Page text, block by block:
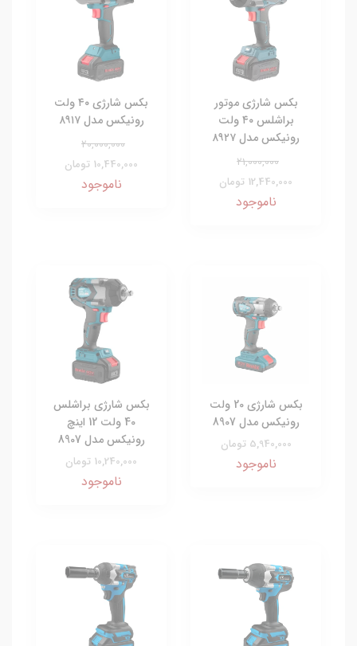
بکس شارژی موتور
براشلس ۴۰ ولت
رونیکس مدل ۸۹۲۷
21,000,000
12,440,000 تومان
ناموجود
بکس شارژی ۴۰ ولت
رونیکس مدل ۸۹۱۷
20,000,000
10,440,000 تومان
ناموجود
بکس شارژی 20 ولت
رونیکس مدل 8907
5,940,000 تومان
ناموجود
بکس شارژی براشلس
40 ولت 12 اینچ
رونیکس مدل 8907
10,240,000 تومان
ناموجود